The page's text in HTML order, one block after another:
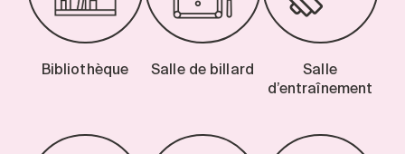
Bibliothèque Salle de billard
Salle
d’entraînement